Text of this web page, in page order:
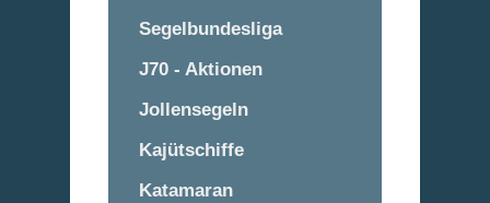
Segelbundesliga
J70 - Aktionen
Jollensegeln
Kajütschiffe
Katamaran